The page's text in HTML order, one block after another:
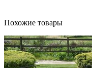
Похожие товары